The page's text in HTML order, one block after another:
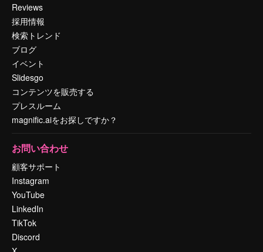
Reviews
採用情報
検索トレンド
ブログ
イベント
Slidesgo
コンテンツを販売する
プレスルーム
magnific.aiをお探しですか？
お問い合わせ
顧客サポート
Instagram
YouTube
LinkedIn
TikTok
Discord